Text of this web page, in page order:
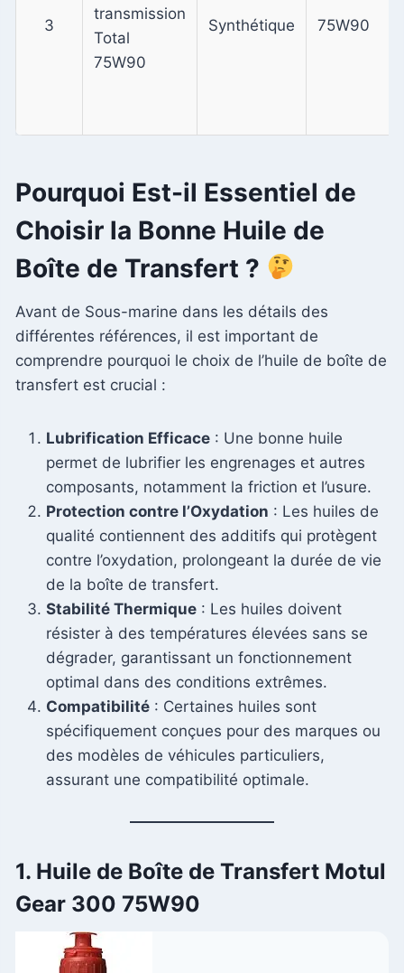
3
transmission
Total
75W90
Synthétique 75W90
Pourquoi Est-il Essentiel de
Choisir la Bonne Huile de
Boîte de Transfert ?
Avant de Sous-marine dans les détails des
différentes références, il est important de
comprendre pourquoi le choix de l’huile de boîte de
transfert est crucial :
Lubrification Efficace : Une bonne huile
permet de lubrifier les engrenages et autres
composants, notamment la friction et l’usure.
Protection contre l’Oxydation : Les huiles de
qualité contiennent des additifs qui protègent
contre l’oxydation, prolongeant la durée de vie
de la boîte de transfert.
Stabilité Thermique : Les huiles doivent
résister à des températures élevées sans se
dégrader, garantissant un fonctionnement
optimal dans des conditions extrêmes.
Compatibilité : Certaines huiles sont
spécifiquement conçues pour des marques ou
des modèles de véhicules particuliers,
assurant une compatibilité optimale.
1. Huile de Boîte de Transfert Motul
Gear 300 75W90